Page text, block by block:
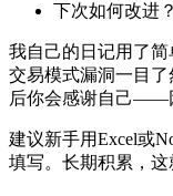
下次如何改进？
我自己的日记用了
交易模式漏洞一目
后你会感谢自己——
建议新手用Excel或
填写。长期积累，这